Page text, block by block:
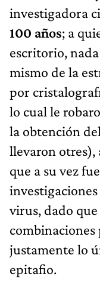
investigadora
100 años; a
escritorio,
mismo de la
por
lo cual le
la obtención
llevaron otres),
que a su vez
investigaciones
virus, dado que
justamente lo
epitafio.